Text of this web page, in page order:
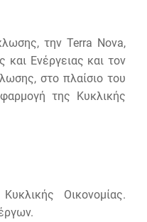
την Terra Nova,
και Ενέργειας και τον
στο πλαίσιο του
της Κυκλικής
Oικονομίας.